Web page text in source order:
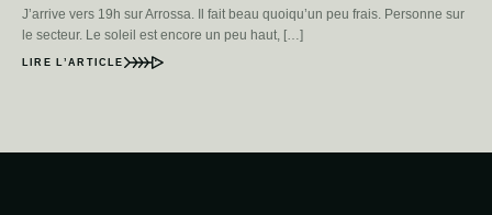
J’arrive vers 19h sur Arrossa. Il fait beau quoiqu’un peu frais. Personne sur
le secteur. Le soleil est encore un peu haut, […]
LIRE L’ARTICLE